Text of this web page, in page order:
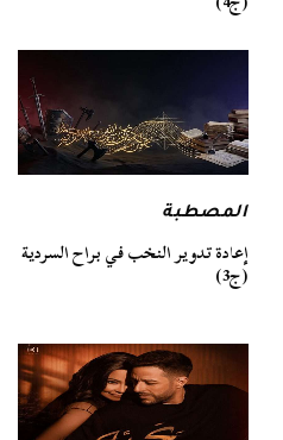
المصطبة
إعادة تدوير النخب في براح السردية
(ج3)